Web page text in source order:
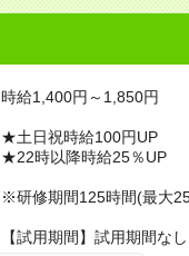
時給1,400円～1,850円
★土日祝時給100円UP
★22時以降時給25％UP
※研修期間125時間(最大
【試用期間】試用期間なし